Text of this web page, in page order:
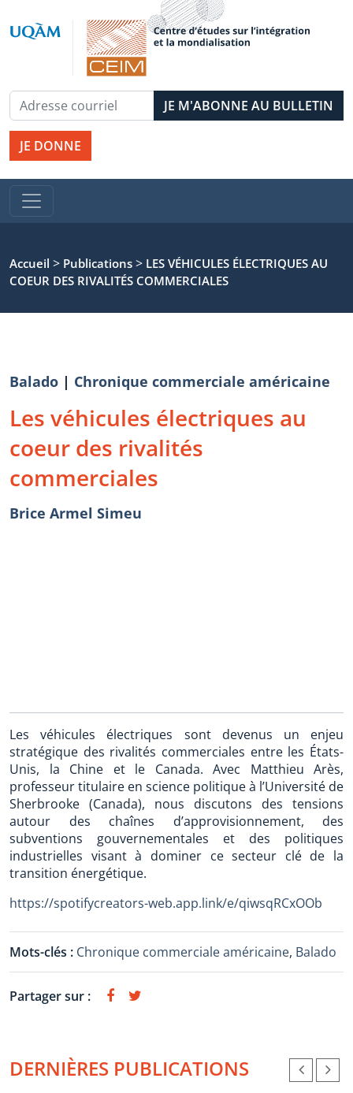
JE DONNE
Accueil > Publications > LES VÉHICULES ÉLECTRIQUES AU
COEUR DES RIVALITÉS COMMERCIALES
Balado | Chronique commerciale américaine
Les véhicules électriques au
coeur des rivalités
commerciales
Brice Armel Simeu
Les véhicules électriques sont devenus un enjeu
stratégique des rivalités commerciales entre les États-
Unis, la Chine et le Canada. Avec Matthieu Arès,
professeur titulaire en science politique à l’Université de
Sherbrooke (Canada), nous discutons des tensions
autour des chaînes d’approvisionnement, des
subventions gouvernementales et des politiques
industrielles visant à dominer ce secteur clé de la
transition énergétique.
https://spotifycreators-web.app.link/e/qiwsqRCxOOb
Mots-clés : Chronique commerciale américaine, Balado
Partager sur :
DERNIÈRES PUBLICATIONS